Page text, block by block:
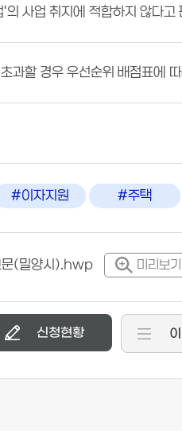
사업 취지에 적합하지 않다고
과할 경우 우선순위 배점표에
#이자지원 #주택
문(밀양시).hwp 미리보기
신청현황